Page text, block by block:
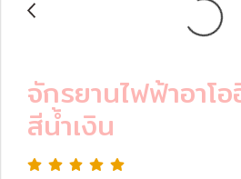
จักรยานไฟฟ้าอาโ
สีน้ำเงิน